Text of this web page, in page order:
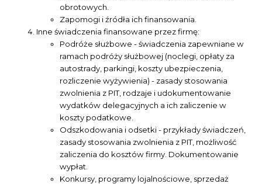
obrotowych.
Zapomogi i źródła ich finansowania.
Inne świadczenia finansowane przez firmę:
Podróże służbowe - świadczenia zapewniane w
ramach podróży służbowej (noclegi, opłaty za
autostrady, parkingi, koszty ubezpieczenia,
rozliczenie wyżywienia) - zasady stosowania
zwolnienia z PIT, rodzaje i udokumentowanie
wydatków delegacyjnych a ich zaliczenie w
koszty podatkowe.
Odszkodowania i odsetki - przykłady świadczeń,
zasady stosowania zwolnienia z PIT, możliwość
zaliczenia do kosztów firmy. Dokumentowanie
wypłat.
Konkursy, programy lojalnościowe, sprzedaż